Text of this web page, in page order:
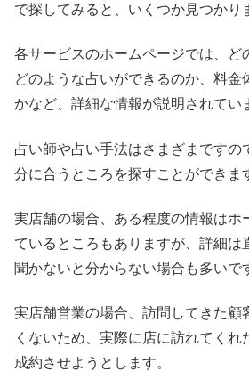
で探してみると、いくつか見つかり
各サービスのホームページでは、ど
どのような占いができるのか、料金
かなど、詳細な情報が説明されてい
占い師や占い手法はさまざまですの
分に合うところを探すことができま
実店舗の場合、ある程度の情報はホ
ているところもありますが、詳細は
聞かないと分からない場合も多いで
実店舗営業の場合、訪問してきた顧
くないため、実際に店に訪れてくれ
成約させようとします。